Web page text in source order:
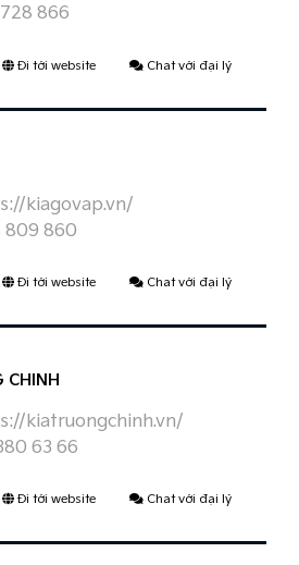
866
Đi tới website Chat với đại lý
kiagovap.vn/
809 860
Đi tới website Chat với đại lý
CHINH
kiatruongchinh.vn/
63 66
Đi tới website Chat với đại lý